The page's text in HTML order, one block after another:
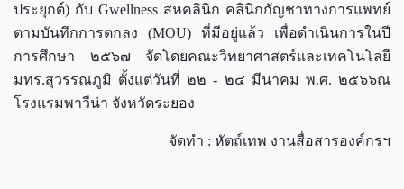
ประยุกต์) กับ Gwellness สหคลินิก คลินิกกัญชาทางการแพทย์
ตามบันทึกการตกลง (MOU) ที่มีอยู่แล้ว เพื่อดำเนินการในปี
การศึกษา ๒๕๖๗ จัดโดยคณะวิทยาศาสตร์และเทคโนโลยี
มทร.สุวรรณภูมิ ตั้งแต่วันที่ ๒๒ - ๒๔ มีนาคม พ.ศ. ๒๕๖๖ณ
โรงแรมพาวีน่า จังหวัดระยอง
จัดทำ : หัตถ์เทพ งานสื่อสารองค์กรฯ